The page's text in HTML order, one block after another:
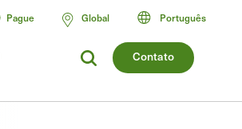
Contato
Pague Global Português